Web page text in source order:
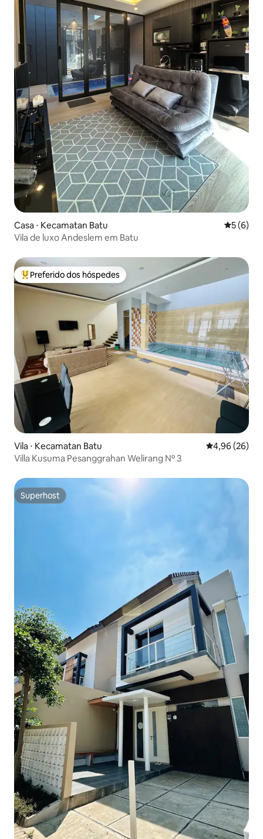
Casa ⋅ Kecamatan Batu 5 de
5 (6)
Vila de luxo Andeslem em Batu
Entre os melhores preferidos dos hóspedes
Preferido dos hóspedes
Vila ⋅ Kecamatan Batu 4,96 de uma
4,96 (26)
Villa Kusuma Pesanggrahan Welirang Nº 3
Superhost
Superhost